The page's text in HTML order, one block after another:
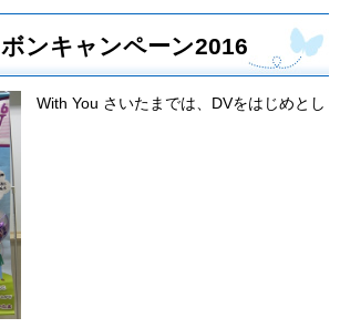
ンキャンペーン2016
With You さいたまでは、DVをはじめとし